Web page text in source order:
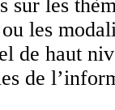
sur les
les
de haut
de